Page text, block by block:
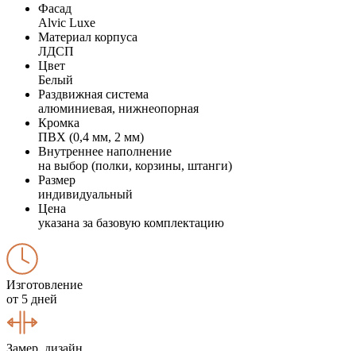
Фасад
Alvic Luxe
Материал корпуса
ЛДСП
Цвет
Белый
Раздвижная система
алюминиевая, нижнеопорная
Кромка
ПВХ (0,4 мм, 2 мм)
Внутреннее наполнение
на выбор (полки, корзины, штанги)
Размер
индивидуальный
Цена
указана за базовую комплектацию
Изготовление
от 5 дней
Замер, дизайн